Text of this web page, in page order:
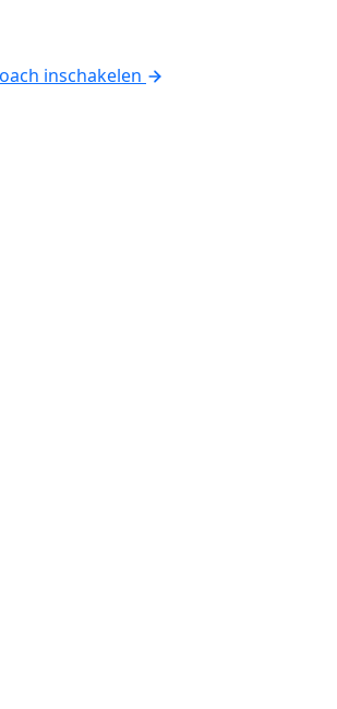
inschakelen